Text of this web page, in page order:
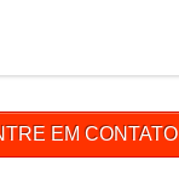
EM CONTATO